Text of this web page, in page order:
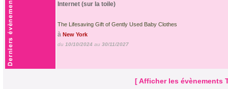
Internet (sur la toile)
The Lifesaving Gift of Gently Used Baby Clothes
à New York
du 10/10/2024 au 30/11/2027
[ Afficher les évènements